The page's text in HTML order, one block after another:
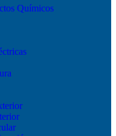
Químicos